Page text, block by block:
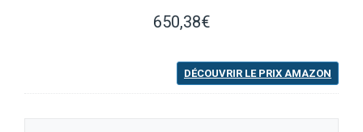
650,38€
DÉCOUVRIR LE PRIX AMAZON